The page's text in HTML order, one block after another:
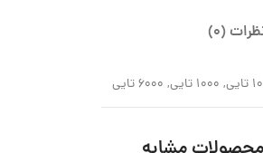
(0)
6000 تایی